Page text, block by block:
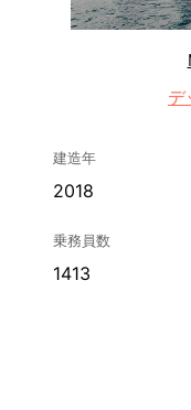
デ
建造年
2018
乗務員数
1413